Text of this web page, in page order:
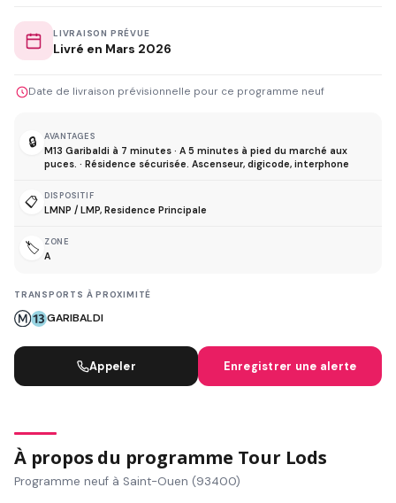
LIVRAISON PRÉVUE
Livré en Mars 2026
Date de livraison prévisionnelle pour ce programme neuf
🔒 AVANTAGES
M13 Garibaldi à 7 minutes · A 5 minutes à pied du marché aux
puces. · Résidence sécurisée. Ascenseur, digicode, interphone
📋 DISPOSITIF
LMNP / LMP, Residence Principale
🏷️ ZONE
A
TRANSPORTS À PROXIMITÉ
GARIBALDI
Appeler Enregistrer une alerte
À propos du programme Tour Lods
Programme neuf à Saint-Ouen (93400)